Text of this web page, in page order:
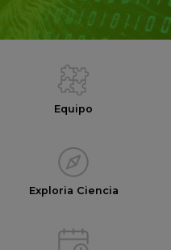
Equipo
Exploria Ciencia